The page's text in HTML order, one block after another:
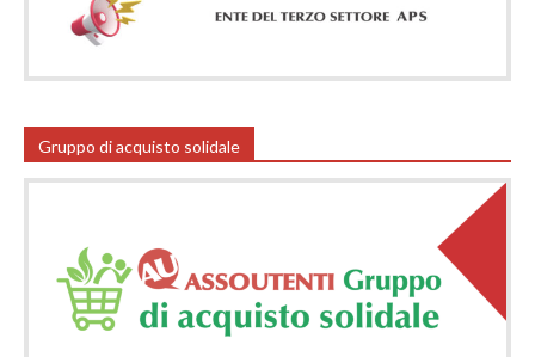
Gruppo di acquisto solidale